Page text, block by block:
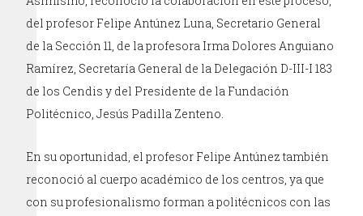
del profesor Felipe Antúnez Luna, Secretario General
de la Sección 11, de la profesora Irma Dolores Anguiano
Ramírez, Secretaría General de la Delegación D-III-I 183
de los Cendis y del Presidente de la Fundación
Politécnico, Jesús Padilla Zenteno.
En su oportunidad, el profesor Felipe Antúnez también
reconoció al cuerpo académico de los centros, ya que
con su profesionalismo forman a politécnicos con las